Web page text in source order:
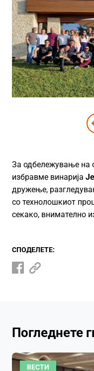
За одбележување на
избравме винарија
дружење,
со технолошкиот
секако, внимателно
СПОДЕЛЕТЕ:
Погледнете
ВЕСТИ